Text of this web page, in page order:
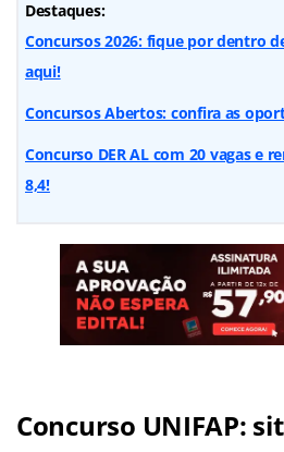
Destaques:
Concursos 2026: fique por dentro
aqui!
Concursos Abertos: confira as
Concurso DER AL com 20 vagas e
8,4!
Concurso UNIFAP: